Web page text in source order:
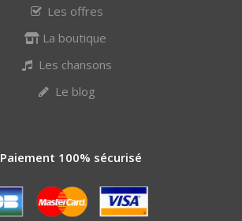
Les offres
La boutique
Les chansons
Le blog
Paiement 100% sécurisé